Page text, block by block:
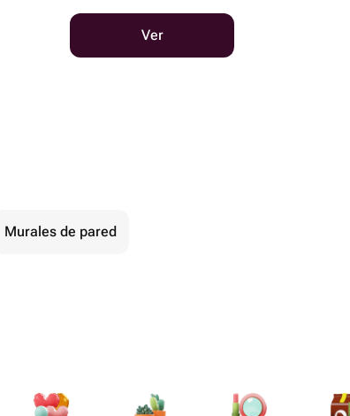
Ver
Murales de pared